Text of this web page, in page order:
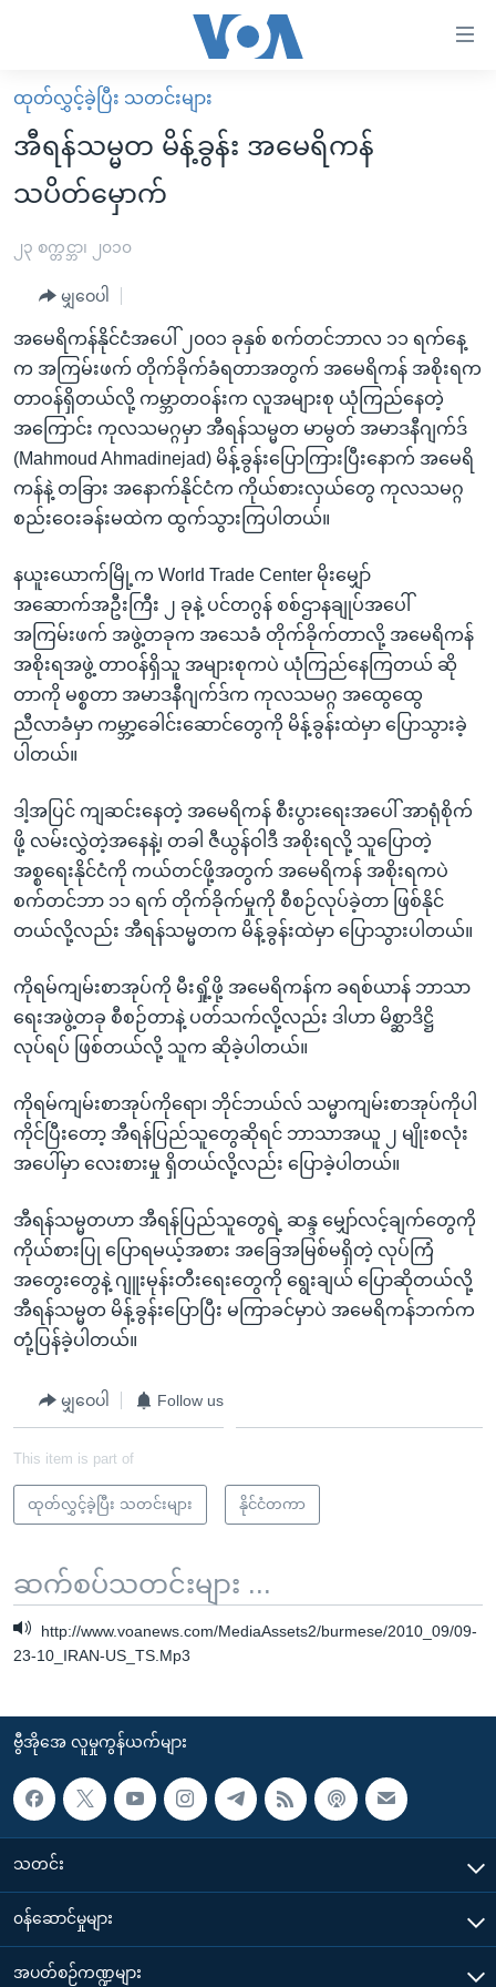
လွယ်ကူ
စေ
သည့်
များ
အကြောင်းအရာ
ပင်မ
ညွန်း
သို့
ကျော်
ကြည့်
ရှာဖွေ
ရန်
ကျော်
ရန်
မူလစာမျက်နှာ
မြန်မာ
ကမ္ဘာ့သတင်းများ
အစ္စရေး-ပါလက်စတိုင်း
ရပ်ဝန်းတခု လမ်းတခု အလွန်
အင်္ဂလိပ်စာလေ့လာမယ်
အမေရိကန်သုံးအီဒီယံ
မကြေးမုံရဲ့ အင်္ဂလိပ်စာ
ရုပ်ရှင်ထဲက အင်္ဂလိပ်စာ
သုတပဒေသာ အင်္ဂလိပ်စာ
အပတ်စဉ်ကဏ္ဍများ
ရေဒီယို
တီဗွီ
ရေဒီယိုနှင့်ရုပ်သံ အချက်အလက်များ
ရေဒီယို/တီဗွီအစီအစဉ်
Learning English
ဗွီအိုအေ လူမှုကွန်ယက်များ
ဘာသာစကားများ
ထုတ်လွှင့်ခဲ့ပြီး သတင်းများ
အီရန်သမ္မတ မိန့်ခွန်း အမေရိကန်
သပိတ်မှောက်
၂၃ စက္တင္ဘာ၊ ၂၀၁၀
မျှဝေပါ
အမေရိကန်နိုင်ငံအပေါ် ၂၀၀၁ ခုနှစ် စက်တင်ဘာလ ၁၁ ရက်နေ့
က အကြမ်းဖက် တိုက်ခိုက်ခံရတာအတွက် အမေရိကန် အစိုးရက
တာဝန်ရှိတယ်လို့ ကမ္ဘာတဝန်းက လူအများစု ယုံကြည်နေတဲ့
အကြောင်း ကုလသမဂ္ဂမှာ အီရန်သမ္မတ မာမွတ် အမာဒနီဂျက်ဒ်
(Mahmoud Ahmadinejad) မိန့်ခွန်းပြောကြားပြီးနောက် အမေရိ
ကန်နဲ့ တခြား အနောက်နိုင်ငံက ကိုယ်စားလှယ်တွေ ကုလသမဂ္ဂ
စည်းဝေးခန်းမထဲက ထွက်သွားကြပါတယ်။
နယူးယောက်မြို့က World Trade Center မိုးမျှော်
အဆောက်အဦးကြီး ၂ ခုနဲ့ ပင်တဂွန် စစ်ဌာနချုပ်အပေါ်
အကြမ်းဖက် အဖွဲ့တခုက အသေခံ တိုက်ခိုက်တာလို့ အမေရိကန်
အစိုးရအဖွဲ့ တာဝန်ရှိသူ အများစုကပဲ ယုံကြည်နေကြတယ် ဆို
တာကို မစ္စတာ အမာဒနီဂျက်ဒ်က ကုလသမဂ္ဂ အထွေထွေ
ညီလာခံမှာ ကမ္ဘာ့ခေါင်းဆောင်တွေကို မိန့်ခွန်းထဲမှာ ပြောသွားခဲ့
ပါတယ်။
ဒါ့အပြင် ကျဆင်းနေတဲ့ အမေရိကန် စီးပွားရေးအပေါ် အာရုံစိုက်
ဖို့ လမ်းလွှဲတဲ့အနေနဲ့၊ တခါ ဇီယွန်ဝါဒီ အစိုးရလို့ သူပြောတဲ့
အစ္စရေးနိုင်ငံကို ကယ်တင်ဖို့အတွက် အမေရိကန် အစိုးရကပဲ
စက်တင်ဘာ ၁၁ ရက် တိုက်ခိုက်မှုကို စီစဉ်လုပ်ခဲ့တာ ဖြစ်နိုင်
တယ်လို့လည်း အီရန်သမ္မတက မိန့်ခွန်းထဲမှာ ပြောသွားပါတယ်။
ကိုရမ်ကျမ်းစာအုပ်ကို မီးရှို့ဖို့ အမေရိကန်က ခရစ်ယာန် ဘာသာ
ရေးအဖွဲ့တခု စီစဉ်တာနဲ့ ပတ်သက်လို့လည်း ဒါဟာ မိစ္ဆာဒိဋ္ဌိ
လုပ်ရပ် ဖြစ်တယ်လို့ သူက ဆိုခဲ့ပါတယ်။
ကိုရမ်ကျမ်းစာအုပ်ကိုရော၊ ဘိုင်ဘယ်လ် သမ္မာကျမ်းစာအုပ်ကိုပါ
ကိုင်ပြီးတော့ အီရန်ပြည်သူတွေဆိုရင် ဘာသာအယူ ၂ မျိုးစလုံး
အပေါ်မှာ လေးစားမှု ရှိတယ်လို့လည်း ပြောခဲ့ပါတယ်။
အီရန်သမ္မတဟာ အီရန်ပြည်သူတွေရဲ့ ဆန္ဒ မျှော်လင့်ချက်တွေကို
ကိုယ်စားပြု ပြောရမယ့်အစား အခြေအမြစ်မရှိတဲ့ လုပ်ကြံ
အတွေးတွေနဲ့ ဂျူးမုန်းတီးရေးတွေကို ရွေးချယ် ပြောဆိုတယ်လို့
အီရန်သမ္မတ မိန့်ခွန်းပြောပြီး မကြာခင်မှာပဲ အမေရိကန်ဘက်က
တုံ့ပြန်ခဲ့ပါတယ်။
မျှဝေပါ Follow us
This item is part of
ထုတ်လွှင့်ခဲ့ပြီး သတင်းများ နိုင်ငံတကာ
ဆက်စပ်သတင်းများ ...
http://www.voanews.com/MediaAssets2/burmese/2010_09/09-
23-10_IRAN-US_TS.Mp3
ဗွီအိုအေ လူမှုကွန်ယက်များ
သတင်း
၀န်ဆောင်မှုများ
အပတ်စဉ်ကဏ္ဍများ